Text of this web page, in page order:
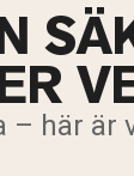
– här är